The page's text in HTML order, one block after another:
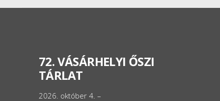
72. VÁSÁRHELYI ŐSZI
TÁRLAT
2026. október 4. –